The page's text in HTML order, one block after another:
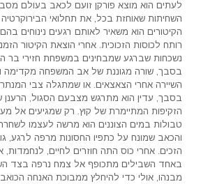
לעתים הוא מוצא פורקן זועם לכאב בעולם
השחיתות שאוחזת בכל, את תחלואי
הקיטורים הוא משאיר לאותם רגעים נינוחים
רותח לכוסות הזכוכית. אחרי הוצאת הקיטור
נשכחות שברגע שמבחינים במשפחת חזירי בר
בסבך, שורה מגוננת של אב המשפחה מקדימה
השיירה אחרי הצאצאים. או שמתגלה צבי המנתר
בסבך, עדין הוא מתרגש מצבעם הסגול, הרענן
הזקיפות המתיימרת של קוץ. רק שמגיעים אל
טבולות במים הצוננים הוא מרשה לעצמו
והכאב שמונח על כתפיו החסונות מרפה לרגע,
הזכים. אחרי כוס התה חוזרים לחיים, לנחמדות,
באחד השבילים מתכופף אל צמח נרפה בצד
מבנהו, אולי כדי להיחלץ ממבוכת האנחה